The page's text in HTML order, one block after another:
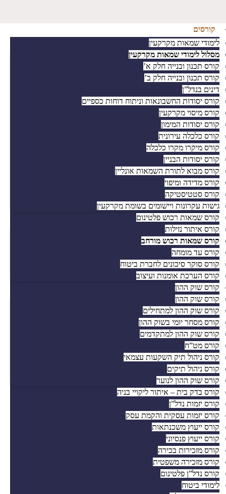
קורסים
לימודי שמאות מקרקעין
מסלול לימודי שמאות מקרקעין
קורס תכנון ובנייה חלק א’
קורס תכנון ובנייה חלק ב’
דינים בנדל”ן
קורס יסודות החשבונאות וניתוח דוחות כספיים
קורס מיסוי מקרקעין
קורס יסודות המימון
קורס כלכלה עירונית
קורס מיקרו מקרו כלכלה
קורס יסודות הבניין
קורס מבוא לתורת השמאות אונליין
קורס מדידה ומיפוי
קורס סטטיסטיקה
גישות עקרונות ויישומים בשומת מקרקעין
קורס שמאות רכוש פלטינום
קורס איתור נזילות
קורס שמאות רכוש מורחב
קורס עד מומחה
קורס סוקר סיכונים לחברת ביטוח
קורס הערכת אומנות ועיצוב
קורס שוק ההון
קורס שוק ההון
קורס שוק ההון למתחילים
קורס מסחר יומי בשוק ההון
קורס שוק ההון למתקדמים
קורס מט”ח
קורס ניהול תיק השקעות עצמאי
קורס ניהול תיקים
קורס שוק ההון לנוער
קורס בדק בית – איתור ליקויי בניה
קורס יזמות נדל”ן
קורס יזמות עסקית והקמת עסק
קורס ייעוץ משכנתאות
קורס ייעוץ פנסיוני
קורס מזכירות בכירה
קורס מזכירה משפטית
קורס נדל”ן פלטינום
לימודי ביטוח